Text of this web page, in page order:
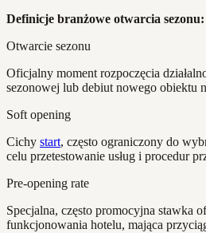
Definicje branżowe otwarcia sezonu:
Otwarcie sezonu
Oficjalny moment rozpoczęcia
sezonowej lub debiut nowego obiektu
Soft opening
Cichy start, często ograniczony do
celu przetestowanie usług i procedur
Pre-opening rate
Specjalna, często promocyjna stawka
funkcjonowania hotelu, mająca